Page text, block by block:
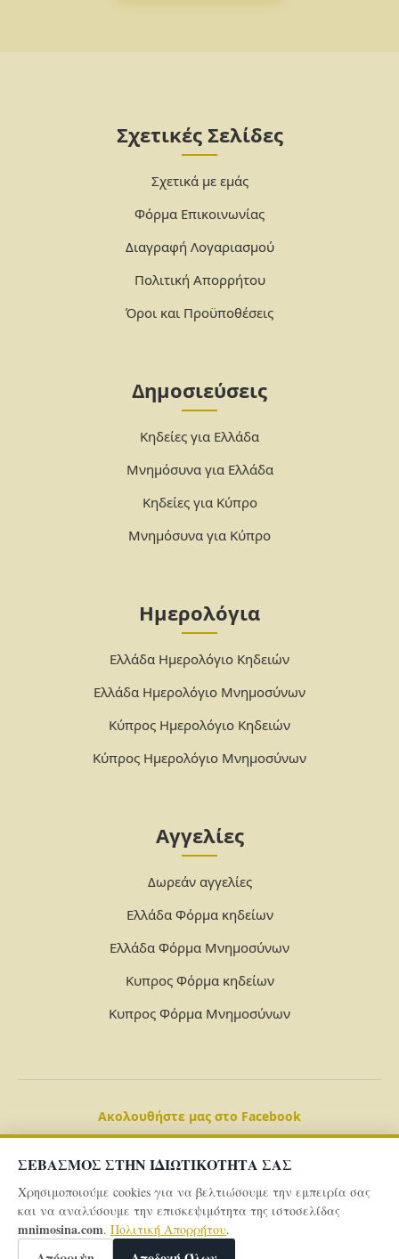
ΣΕΒΑΣΜΟΣ ΣΤΗΝ ΙΔΙΩΤΙΚΟΤΗΤΑ ΣΑΣ
Χρησιμοποιούμε cookies για να βελτιώσουμε την εμπειρία σας
και να αναλύσουμε την επισκεψιμότητα της ιστοσελίδας
mnimosina.com. Πολιτική Απορρήτου.
Σχετικές Σελίδες
Σχετικά με εμάς
Φόρμα Επικοινωνίας
Διαγραφή Λογαριασμού
Πολιτική Απορρήτου
Όροι και Προϋποθέσεις
Δημοσιεύσεις
Κηδείες για Ελλάδα
Μνημόσυνα για Ελλάδα
Κηδείες για Κύπρο
Μνημόσυνα για Κύπρο
Ημερολόγια
Ελλάδα Ημερολόγιο Κηδειών
Ελλάδα Ημερολόγιο Μνημοσύνων
Κύπρος Ημερολόγιο Κηδειών
Κύπρος Ημερολόγιο Μνημοσύνων
Αγγελίες
Δωρεάν αγγελίες
Ελλάδα Φόρμα κηδείων
Ελλάδα Φόρμα Μνημοσύνων
Κυπρος Φόρμα κηδείων
Κυπρος Φόρμα Μνημοσύνων
Ακολουθήστε μας στο Facebook